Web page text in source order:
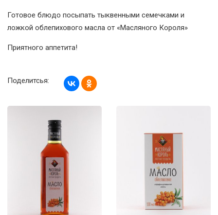
Готовое блюдо посыпать тыквенными семечками и
ложкой облепихового масла от «Масляного Короля»
Приятного аппетита!
Поделитсья: